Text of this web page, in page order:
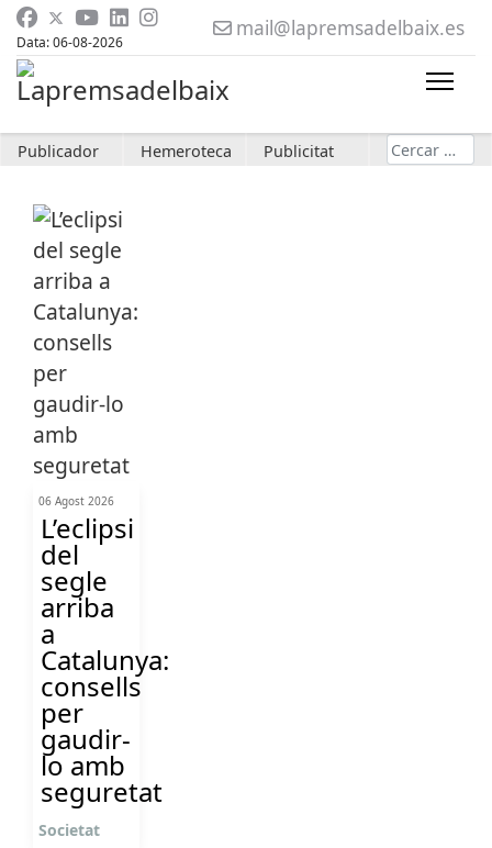
Data: 06-08-2026
mail@lapremsadelbaix.es
Publicador Hemeroteca Publicitat Cerca
06 Agost 2026
L’eclipsi
del
segle
arriba
a
Catalunya:
consells
per
gaudir-
lo amb
seguretat
Societat